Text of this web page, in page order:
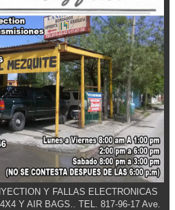
Y FALLAS ELECTRONICAS
Y AIR BAGS.. TEL. 817-96-17 Ave.